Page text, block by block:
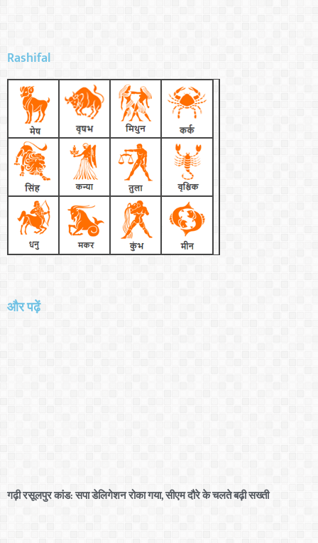
Rashifal
और पढ़ें
गढ़ी रसूलपुर कांड: सपा डेलिगेशन रोका गया, सीएम दौरे के चलते बढ़ी सख्ती